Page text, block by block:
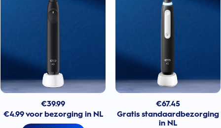
€39.99
€4.99 voor bezorging in NL
€67.45
Gratis standaardbezorging
in NL